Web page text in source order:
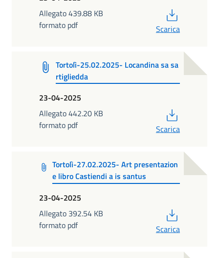
Allegato 439.88 KB
formato pdf
Scarica
Tortolì-25.02.2025- Locandina sa sa
rtigliedda
23-04-2025
Allegato 442.20 KB
formato pdf
Scarica
Tortolì-27.02.2025- Art presentazion
e libro Castiendi a is santus
23-04-2025
Allegato 392.54 KB
formato pdf
Scarica